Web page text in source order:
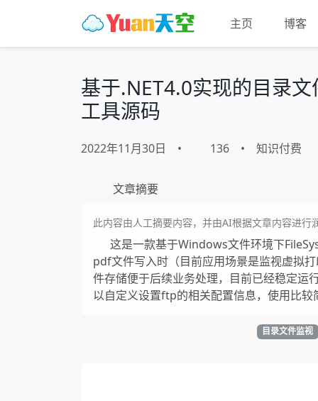
主页 博客
基于.NET4.0实现的目录
工具源码
2022年11月30日 • 136 • 知识付费
文章摘要
此内容由人工摘要内容，并由AI根据文章内容进行
这是一款基于Windows文件环境下
pdf文件写入时（目前应用场景是监视虚拟
件存储便于后续业务处理，目前已经稳定运
以自定义设置ftp的相关配置信息，使用比较
目录文件监视